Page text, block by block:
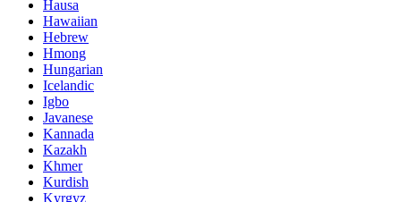
Hausa
Hawaiian
Hebrew
Hmong
Hungarian
Icelandic
Igbo
Javanese
Kannada
Kazakh
Khmer
Kurdish
Kyrgyz